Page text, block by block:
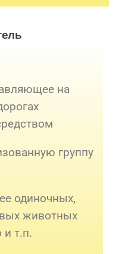
на
группу
одиночных,
животных
и т.п.